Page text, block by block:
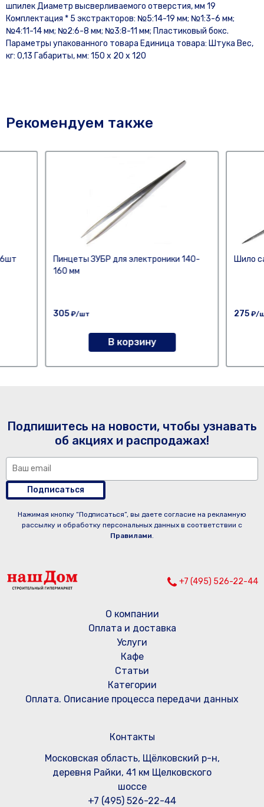
шпилек Диаметр высверливаемого отверстия, мм 19
Комплектация * 5 экстракторов: №5:14-19 мм; №1:3-6 мм;
№4:11-14 мм; №2:6-8 мм; №3:8-11 мм; Пластиковый бокс.
Параметры упакованного товара Единица товара: Штука Вес,
кг: 0,13 Габариты, мм: 150 x 20 x 120
Рекомендуем также
6шт
Пинцеты ЗУБР для электроники 140-
160 мм
305₽/шт
В корзину
Шило
275 ₽/
Подпишитесь на новости, чтобы узнавать
об акциях и распродажах!
Подписаться
Нажимая кнопку “Подписаться”, вы даете согласие на рекламную
рассылку и обработку персональных данных в соответствии с
Правилами.
+7 (495) 526-22-44
О компании
Оплата и доставка
Услуги
Кафе
Статьи
Категории
Оплата. Описание процесса передачи данных
Контакты
Московская область, Щёлковский р-н,
деревня Райки, 41 км Щелковского
шоссе
+7 (495) 526-22-44